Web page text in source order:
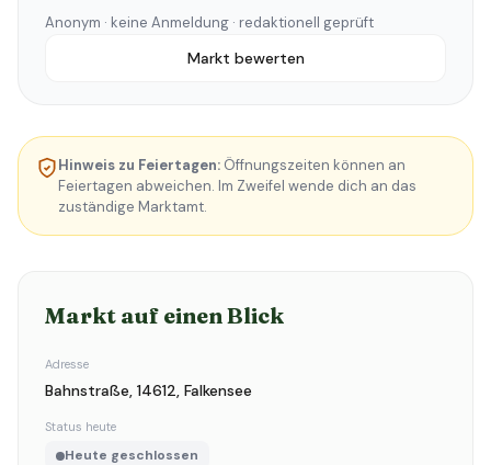
Anonym · keine Anmeldung · redaktionell geprüft
Markt bewerten
Hinweis zu Feiertagen: Öffnungszeiten können an
Feiertagen abweichen. Im Zweifel wende dich an das
zuständige Marktamt.
Markt auf einen Blick
Adresse
Bahnstraße, 14612, Falkensee
Status heute
Heute geschlossen